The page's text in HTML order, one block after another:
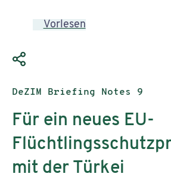
Vorlesen
Publikationstyp:
DeZIM Briefing Notes 9
Für ein neues EU-
mit der Türkei